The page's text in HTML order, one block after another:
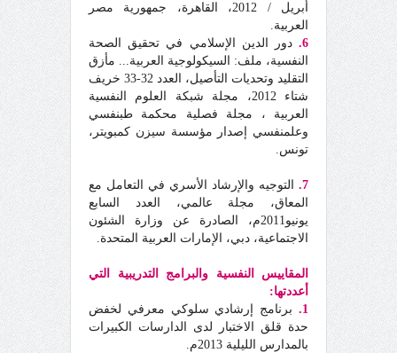
أبريل / 2012، القاهرة، جمهورية مصر
العربية.
6.
دور الدين الإسلامي في تحقيق الصحة
النفسية، ملف: السيكولوجية العربية... مأزق
التقليد وتحديات التأصيل، العدد 32-33 خريف
شتاء 2012، مجلة شبكة العلوم النفسية
العربية ، مجلة فصلية محكمة طبنفسي
وعلمنفسي إصدار مؤسسة سيزن كمبويتر،
تونس.
7.
التوجيه والإرشاد الأسري في التعامل مع
المعاق، مجلة عالمي، العدد السابع
يونيو2011م، الصادرة عن وزارة الشئون
الاجتماعية، دبي، الإمارات العربية المتحدة.
المقاييس النفسية والبرامج التدريبية التي
أعددتها:
1.
برنامج إرشادي سلوكي معرفي لخفض
حدة قلق الاختبار لدى الدارسات الكبيرات
بالمدارس الليلية 2013م.